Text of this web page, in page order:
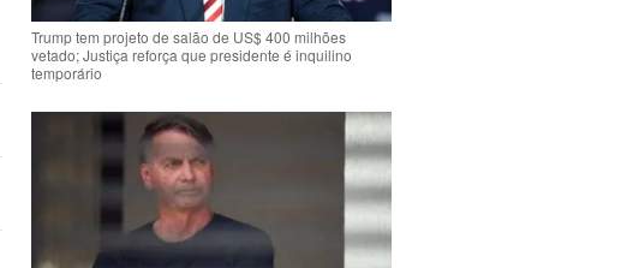
Trump tem projeto de salão de US$ 400 milhões
vetado; Justiça reforça que presidente é inquilino
temporário